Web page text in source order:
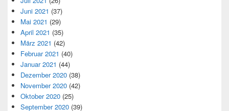
Juni 2021 (37)
Mai 2021 (29)
April 2021 (35)
März 2021 (42)
Februar 2021 (40)
Januar 2021 (44)
Dezember 2020 (38)
November 2020 (42)
Oktober 2020 (25)
September 2020 (39)